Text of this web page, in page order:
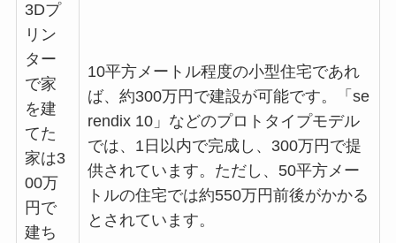
3Dプ
リン
ター
で家
を建
てた
家は3
00万
円で
建ち
10平方メートル程度の小型住宅であれ
ば、約300万円で建設が可能です。「se
rendix 10」などのプロトタイプモデル
では、1日以内で完成し、300万円で提
供されています。ただし、50平方メー
トルの住宅では約550万円前後がかかる
とされています。